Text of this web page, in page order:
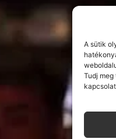
A sütik
Tudj meg